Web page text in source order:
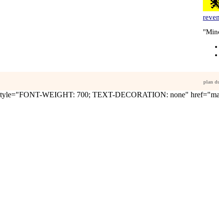
plan
tyle="FONT-WEIGHT: 700; TEXT-DECORATION: none"